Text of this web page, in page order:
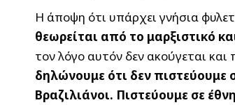
Η άποψη ότι υπάρχει γνήσια
θεωρείται από το μαρξιστικό
τον λόγο αυτόν δεν ακούγεται
δηλώνουμε ότι δεν πιστεύουμε
Βραζιλιάνοι. Πιστεύουμε σε